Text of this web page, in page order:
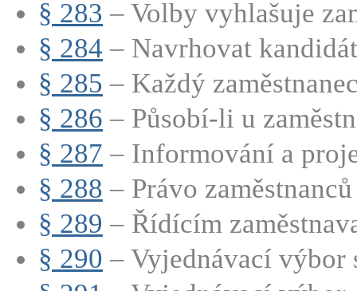
§ 283 – Volby vyhlašuje
§ 284 – Navrhovat
§ 285 – Každý
§ 286 – Působí-li u
§ 287 – Informování a
§ 288 – Právo
§ 289 – Řídícím
§ 290 – Vyjednávací výbor